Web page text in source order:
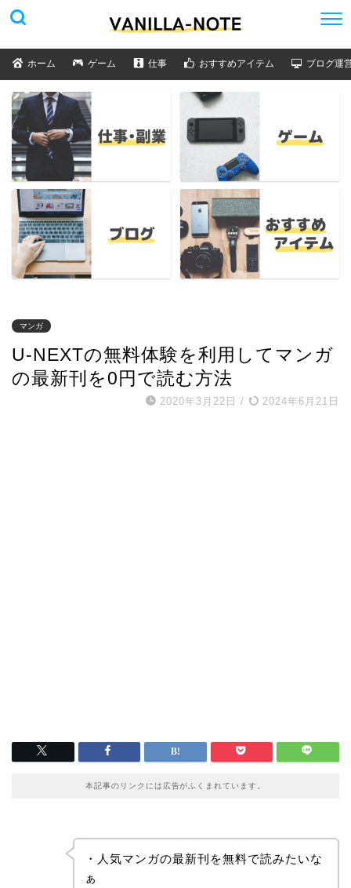
ホーム ゲーム 仕事 おすすめアイテム ブログ運
マンガ
U-NEXTの無料体験を利用してマンガ
の最新刊を0円で読む方法
2020年3月22日 / 2024年6月21日
本記事のリンクには広告がふくまれています。
・人気マンガの最新刊を無料で読みたいな
ぁ